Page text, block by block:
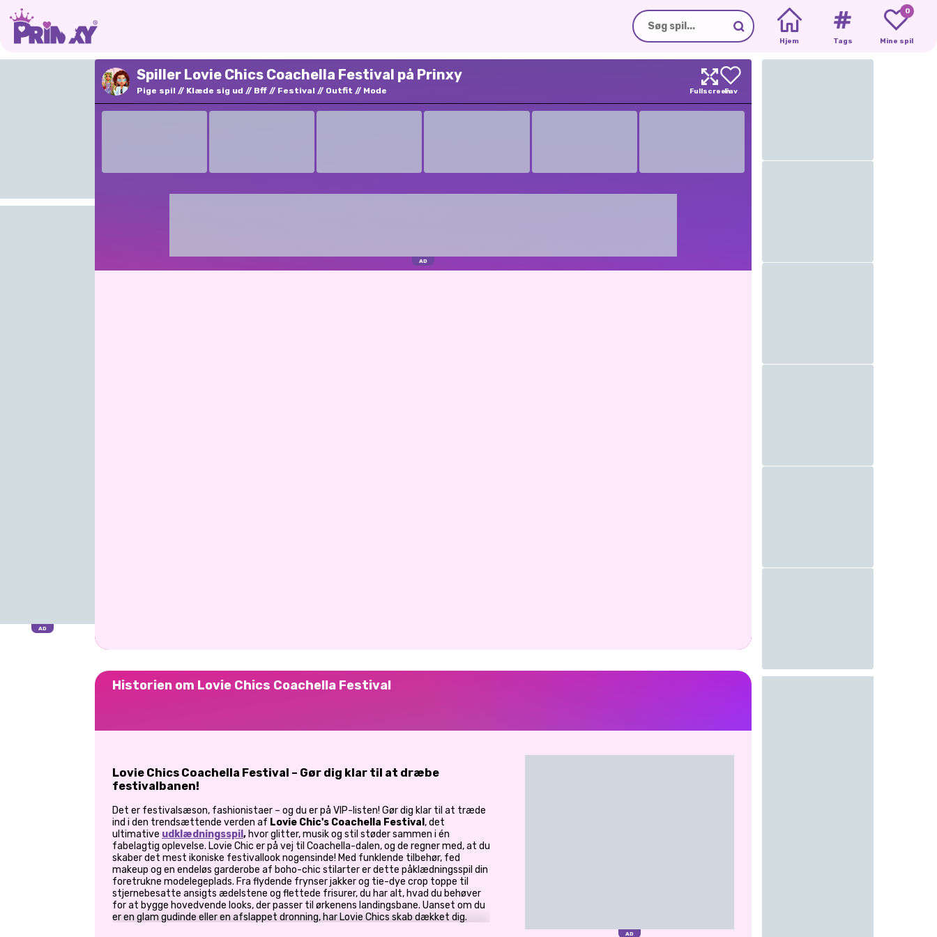
Hjem Tags
0
Mine spil
Spiller Lovie Chics Coachella Festival på Prinxy
Pige spil Klæde sig ud Bff Festival Outfit Mode
Historien om Lovie Chics Coachella Festival
Lovie Chics Coachella Festival – Gør dig klar til at dræbe
festivalbanen!
Det er festivalsæson, fashionistaer – og du er på VIP-listen! Gør dig klar til at træde
ind i den trendsættende verden af Lovie Chic's Coachella Festival , det
ultimative udklædningsspil , hvor glitter, musik og stil støder sammen i én
fabelagtig oplevelse. Lovie Chic er på vej til Coachella-dalen, og de regner med, at du
skaber det mest ikoniske festivallook nogensinde! Med funklende tilbehør, fed
makeup og en endeløs garderobe af boho-chic stilarter er dette påklædningsspil din
foretrukne modelegeplads. Fra flydende frynser jakker og tie-dye crop toppe til
stjernebesatte ansigts ædelstene og flettede frisurer, du har alt, hvad du behøver
for at bygge hovedvende looks, der passer til ørkenens landingsbane. Uanset om du
er en glam gudinde eller en afslappet dronning, har Lovie Chics skab dækket dig.